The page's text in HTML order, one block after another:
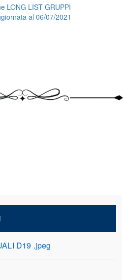
LONG LIST GRUPPI
al 06/07/2021
D19 .jpeg